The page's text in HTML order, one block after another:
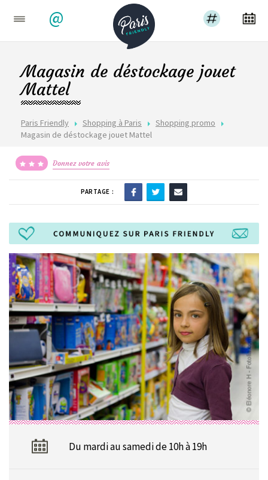
@
Paris Friendly Shopping à Paris
Shopping promo
Magasin de déstockage jouet Mattel
Magasin de déstockage jouet
Mattel
Donnez votre avis
PARTAGE :
Du mardi au samedi de 10h à 19h